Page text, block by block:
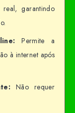
garantindo
Permite a
à internet após
Não requer